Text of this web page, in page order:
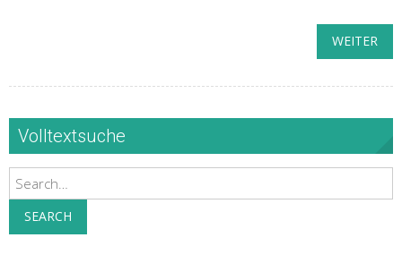
WEITER
Volltextsuche
Search
SEARCH